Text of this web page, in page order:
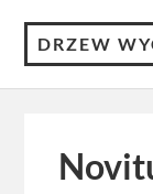
DRZEW